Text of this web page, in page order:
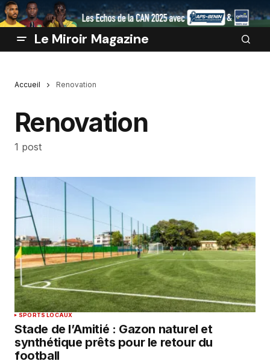
Le Miroir Magazine
Accueil Renovation
Renovation
1 post
SPORTS LOCAUX
Stade de l’Amitié : Gazon naturel et
synthétique prêts pour le retour du
football